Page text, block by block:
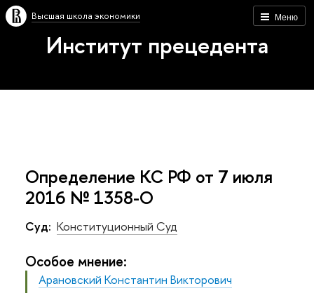
Меню
Высшая школа экономики
Институт прецедента
Определение КС РФ от 7 июля
2016 № 1358-О
Суд: Конституционный Суд
Особое мнение:
Арановский Константин Викторович